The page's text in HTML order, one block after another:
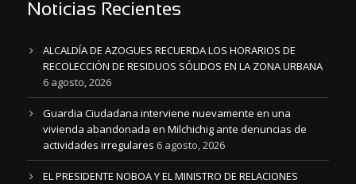
Noticias Recientes
ALCALDÍA DE AZOGUES RECUERDA LOS HORARIOS DE
RECOLECCIÓN DE RESIDUOS SÓLIDOS EN LA ZONA URBANA
6 agosto, 2026
Guardia Ciudadana interviene nuevamente en una
vivienda abandonada en Milchichig ante denuncias de
actividades irregulares 6 agosto, 2026
EL PRESIDENTE NOBOA Y EL MINISTRO DE RELACIONES